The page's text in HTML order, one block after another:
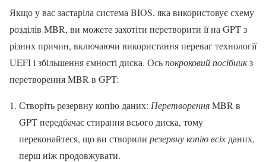
Якщо у вас застаріла система BIOS, яка використовує схему
розділів MBR, ви можете захотіти перетворити її на GPT з
різних причин, включаючи використання переваг технології
UEFI і збільшення ємності диска. Осьпокроковий посібникз
перетворення MBR в GPT:
Створіть резервну копію даних: ПеретворенняMBR в
GPT передбачає стирання всього диска, тому
переконайтеся, що ви створили резервну копію всіх даних,
перш ніж продовжувати.